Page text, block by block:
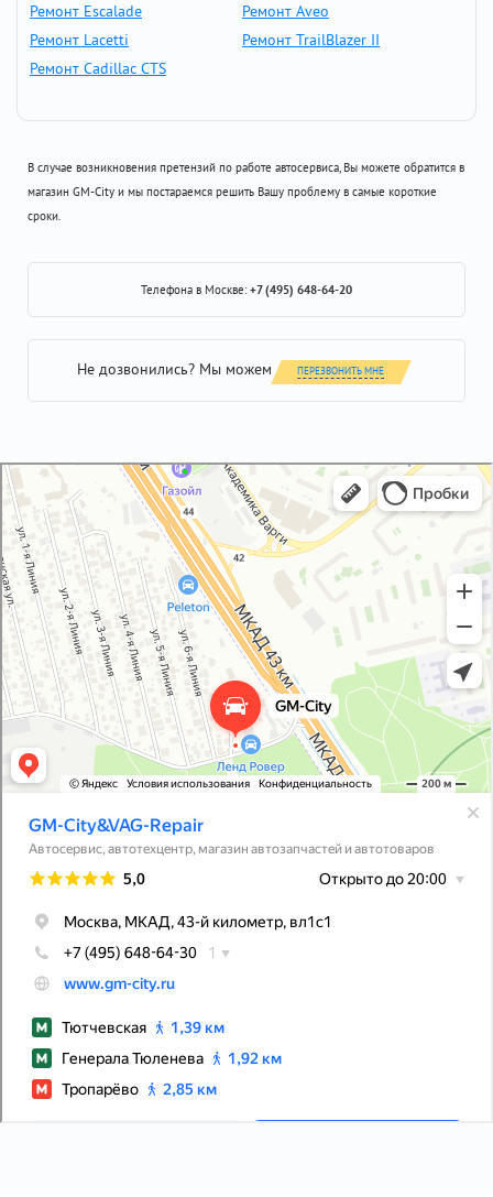
Ремонт Escalade
Ремонт Aveo
Ремонт Lacetti
Ремонт TrailBlazer II
Ремонт Cadillac CTS
В случае возникновения претензий по работе автосервиса, Вы можете обратится в
магазин GM-City и мы постараемся решить Вашу проблему в самые короткие
сроки.
Телефона в Москве:+7 (495) 648-64-20
Не дозвонились? Мы можем ПЕРЕЗВОНИТЬ МНЕ
GM-City&VAG-Repair
Автосервис, автотехцентр в Москве
Магазин автозапчастей и автотоваров в Москве